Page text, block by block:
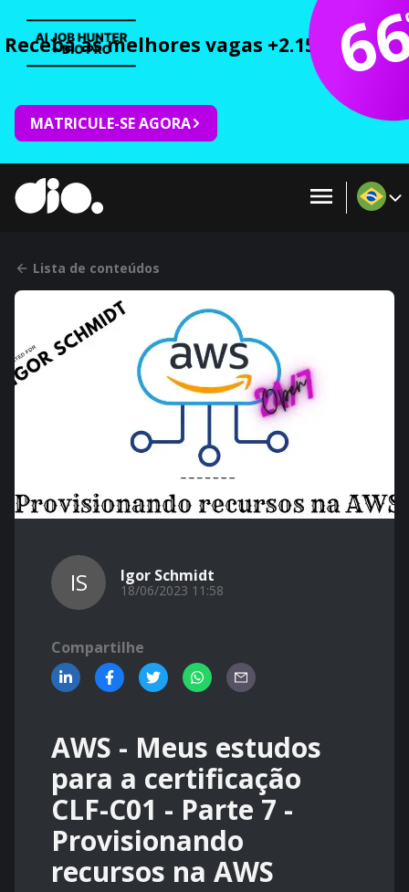
Receba as melhores vagas +2.150 cursos
MATRICULE-SE AGORA
Lista de conteúdos
IS Igor Schmidt
18/06/2023 11:58
Compartilhe
AWS - Meus estudos
para a certificação
CLF-C01 - Parte 7 -
Provisionando
recursos na AWS